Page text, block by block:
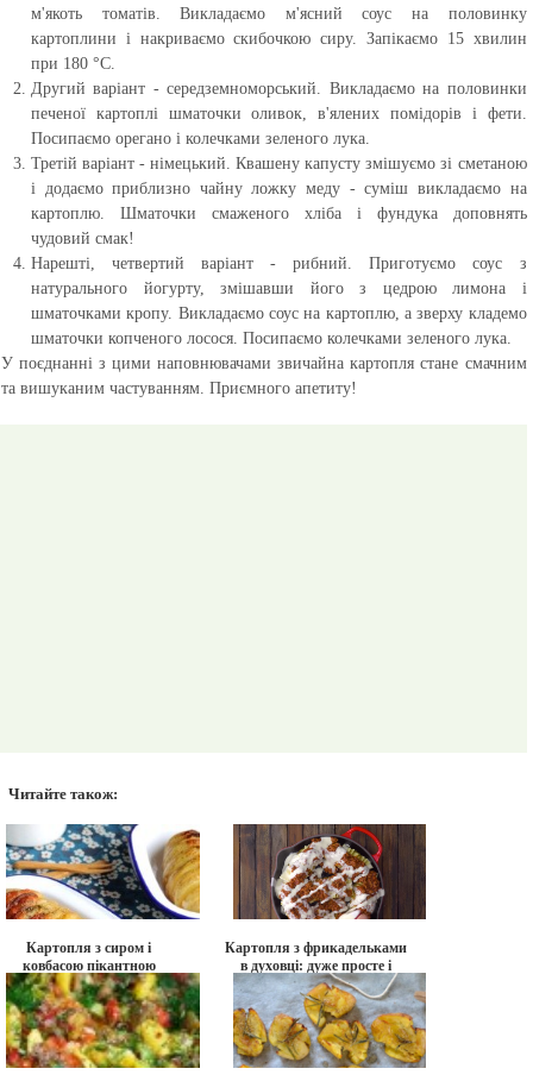
м'якоть томатів. Викладаємо м'ясний соус на половинку
картоплини і накриваємо скибочкою сиру. Запікаємо 15 хвилин
при 180 °C.
Другий варіант - середземноморський. Викладаємо на половинки
печеної картоплі шматочки оливок, в'ялених помідорів і фети.
Посипаємо орегано і колечками зеленого лука.
Третій варіант - німецький. Квашену капусту змішуємо зі сметаною
і додаємо приблизно чайну ложку меду - суміш викладаємо на
картоплю. Шматочки смаженого хліба і фундука доповнять
чудовий смак!
Нарешті, четвертий варіант - рибний. Приготуємо соус з
натурального йогурту, змішавши його з цедрою лимона і
шматочками кропу. Викладаємо соус на картоплю, а зверху кладемо
шматочки копченого лосося. Посипаємо колечками зеленого лука.
У поєднанні з цими наповнювачами звичайна картопля стане смачним
та вишуканим частуванням. Приємного апетиту!
Читайте також:
Картопля з сиром і
ковбасою пікантною
Картопля з фрикадельками
в духовці: дуже просте і
смачне блюдо на вечерю.